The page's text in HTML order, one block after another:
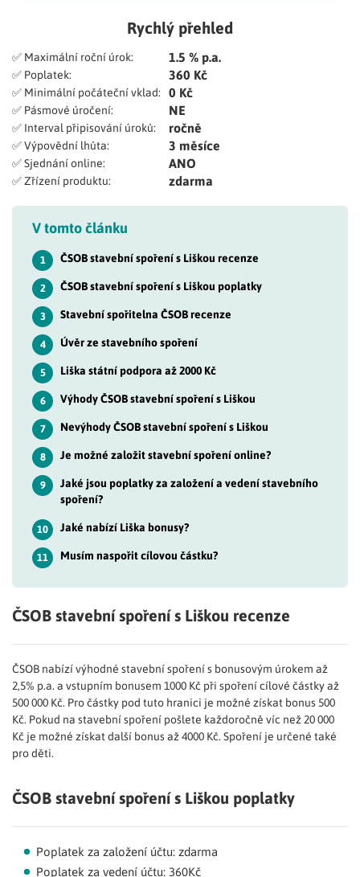
Rychlý přehled
✅ Maximální roční úrok: 1.5 % p.a.
✅ Poplatek: 360 Kč
✅ Minimální počáteční vklad: 0 Kč
✅ Pásmové úročení: NE
✅ Interval připisování úroků: ročně
✅ Výpovědní lhůta: 3 měsíce
✅ Sjednání online: ANO
✅ Zřízení produktu: zdarma
V tomto článku
1 ČSOB stavební spoření s Liškou recenze
2 ČSOB stavební spoření s Liškou poplatky
3 Stavební spořitelna ČSOB recenze
4 Úvěr ze stavebního spoření
5 Liška státní podpora až 2000 Kč
6 Výhody ČSOB stavební spoření s Liškou
7 Nevýhody ČSOB stavební spoření s Liškou
8 Je možné založit stavební spoření online?
9
Jaké jsou poplatky za založení a vedení stavebního
spoření?
10 Jaké nabízí Liška bonusy?
11 Musím naspořit cílovou částku?
ČSOB stavební spoření s Liškou recenze
ČSOB nabízí výhodné stavební spoření s bonusovým úrokem až
2,5% p.a. a vstupním bonusem 1000 Kč při spoření cílové částky až
500 000 Kč. Pro částky pod tuto hranici je možné získat bonus 500
Kč. Pokud na stavební spoření pošlete každoročně víc než 20 000
Kč je možné získat další bonus až 4000 Kč. Spoření je určené také
pro děti.
ČSOB stavební spoření s Liškou poplatky
Poplatek za založení účtu: zdarma
Poplatek za vedení účtu: 360Kč